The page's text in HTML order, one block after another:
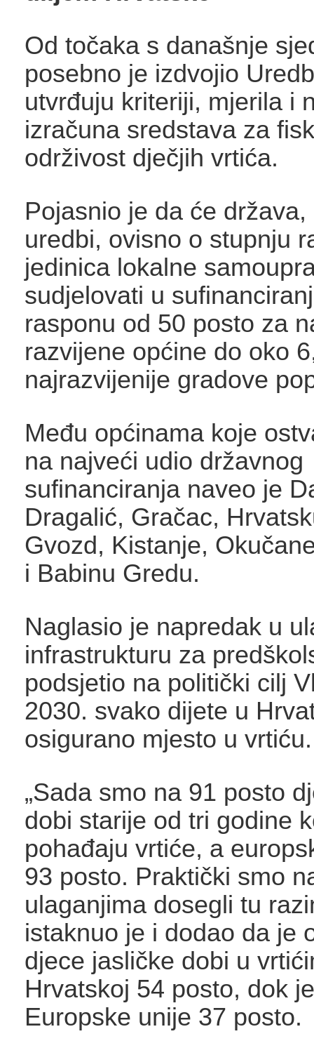
Od točaka s današnje
posebno je izdvojio
utvrđuju kriteriji, mjerila i
izračuna sredstava za
održivost dječjih vrtića.
Pojasnio je da će
uredbi, ovisno o stupnju
jedinica lokalne
sudjelovati u
rasponu od 50 posto za
razvijene općine do oko
najrazvijenije gradove
Među općinama koje
na najveći udio državnog
sufinanciranja naveo je
Dragalić, Gračac,
Gvozd, Kistanje,
i Babinu Gredu.
Naglasio je napredak u
infrastrukturu za
podsjetio na politički cilj
2030. svako dijete u
osigurano mjesto u vrtiću.
„Sada smo na 91 posto
dobi starije od tri godine
pohađaju vrtiće, a
93 posto. Praktički smo
ulaganjima dosegli tu
istaknuo je i dodao da je
djece jasličke dobi u
Hrvatskoj 54 posto, dok
Europske unije 37 posto.